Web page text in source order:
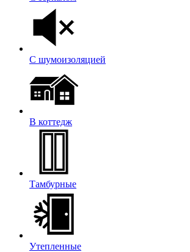
С шумоизоляцией
В коттедж
Тамбурные
Утепленные